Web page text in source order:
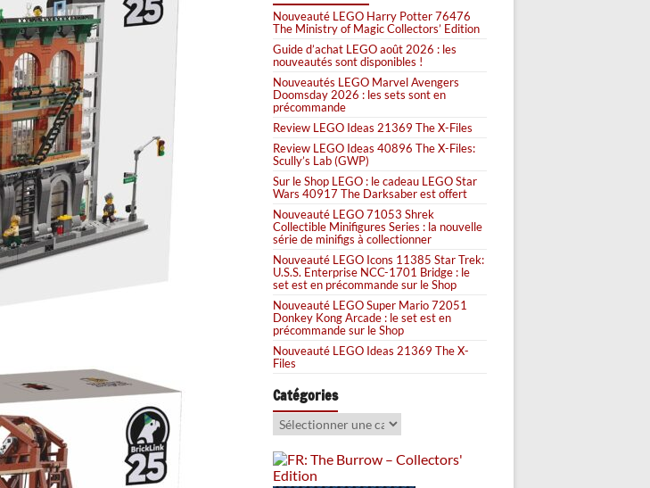
Nouveauté LEGO Harry Potter 76476
The Ministry of Magic Collectors’ Edition
Guide d’achat LEGO août 2026 : les
nouveautés sont disponibles !
Nouveautés LEGO Marvel Avengers
Doomsday 2026 : les sets sont en
précommande
Review LEGO Ideas 21369 The X-Files
Review LEGO Ideas 40896 The X-Files:
Scully’s Lab (GWP)
Sur le Shop LEGO : le cadeau LEGO Star
Wars 40917 The Darksaber est offert
Nouveauté LEGO 71053 Shrek
Collectible Minifigures Series : la nouvelle
série de minifigs à collectionner
Nouveauté LEGO Icons 11385 Star Trek:
U.S.S. Enterprise NCC-1701 Bridge : le
set est en précommande sur le Shop
Nouveauté LEGO Super Mario 72051
Donkey Kong Arcade : le set est en
précommande sur le Shop
Nouveauté LEGO Ideas 21369 The X-
Files
Catégories
Catégories